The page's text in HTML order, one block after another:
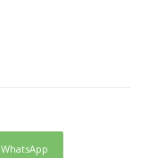
WhatsApp